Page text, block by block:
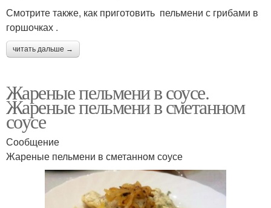
Смотрите также, как приготовить пельмени с грибами в
горшочках .
читать дальше →
Жареные пельмени в соусе.
Жареные пельмени в сметанном
соусе
Сообщение
Жареные пельмени в сметанном соусе